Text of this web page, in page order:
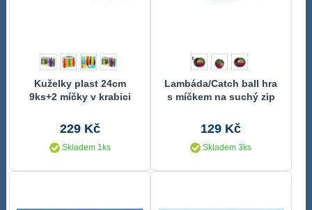
Kuželky plast 24cm
9ks+2 míčky v krabici
229 Kč
Skladem 1ks
Lambáda/Catch ball hra
s míčkem na suchý zip
129 Kč
Skladem 3ks